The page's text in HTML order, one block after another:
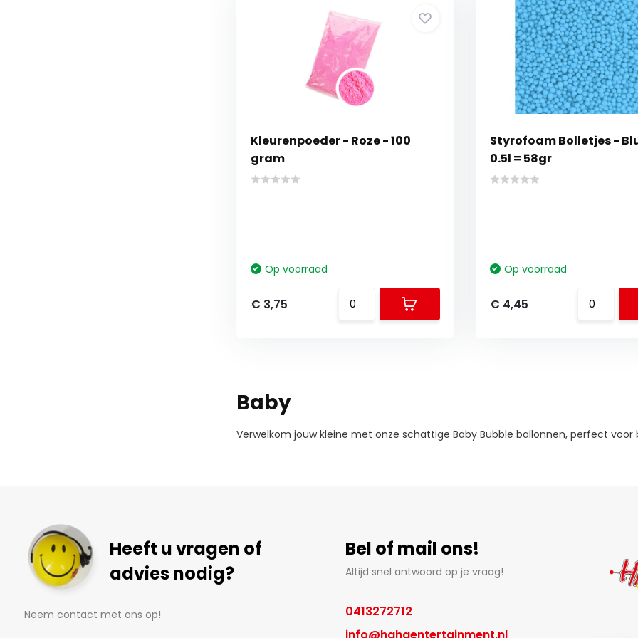
Kleurenpoeder - Roze - 100
gram
Op voorraad
€ 3,75
Styrofoam Bolletjes -
0.5l = 58gr
Op voorraad
€ 4,45
Baby
Verwelkom jouw kleine met onze schattige Baby Bubble ballonnen, perfect
Heeft u vragen of
advies nodig?
Neem contact met ons op!
Bel of mail ons!
Altijd snel antwoord op je vraag!
0413272712